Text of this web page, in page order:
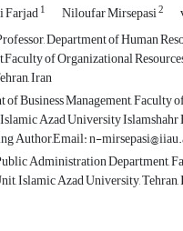
Farjad1 Niloufar Mirsepasi2
Department of Human
of Organizational
Iran
of Business Management, Faculty
Azad University Islamshahr
Author,Email: n-
Administration Department,
Islamic Azad University,